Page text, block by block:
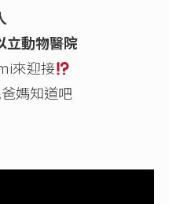
立動物醫院
來迎接
媽知道吧